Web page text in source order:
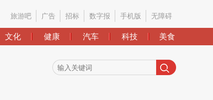
旅游吧 广告 招标 数字报 手机版 无障碍
文化 健康 汽车 科技 美食